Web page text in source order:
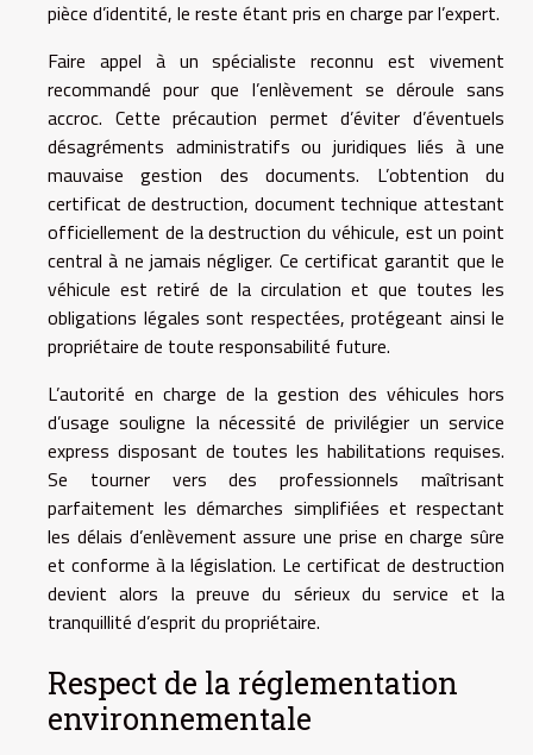
pièce d’identité, le reste étant pris en charge par l’expert.
Faire appel à un spécialiste reconnu est vivement
recommandé pour que l’enlèvement se déroule sans
accroc. Cette précaution permet d’éviter d’éventuels
désagréments administratifs ou juridiques liés à une
mauvaise gestion des documents. L’obtention du
certificat de destruction, document technique attestant
officiellement de la destruction du véhicule, est un point
central à ne jamais négliger. Ce certificat garantit que le
véhicule est retiré de la circulation et que toutes les
obligations légales sont respectées, protégeant ainsi le
propriétaire de toute responsabilité future.
L’autorité en charge de la gestion des véhicules hors
d’usage souligne la nécessité de privilégier un service
express disposant de toutes les habilitations requises.
Se tourner vers des professionnels maîtrisant
parfaitement les démarches simplifiées et respectant
les délais d’enlèvement assure une prise en charge sûre
et conforme à la législation. Le certificat de destruction
devient alors la preuve du sérieux du service et la
tranquillité d’esprit du propriétaire.
Respect de la réglementation
environnementale